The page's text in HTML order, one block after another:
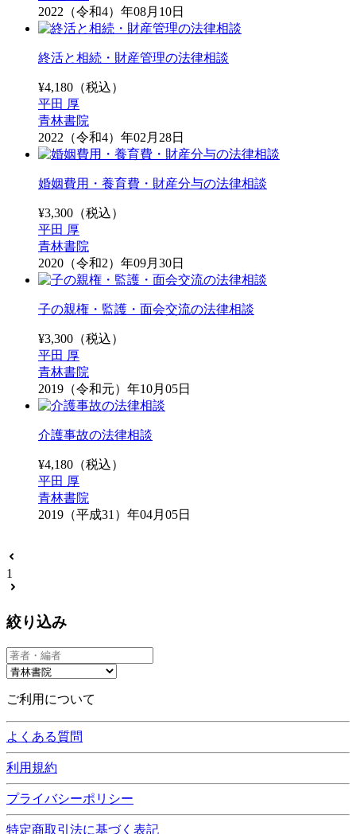
2022（令和4）年08月10日
終活と相続・財産管理の法律相談
¥4,180 （税込）
平田 厚
青林書院
2022（令和4）年02月28日
婚姻費用・養育費・財産分与の法律相談
¥3,300 （税込）
平田 厚
青林書院
2020（令和2）年09月30日
子の親権・監護・面会交流の法律相談
¥3,300 （税込）
平田 厚
青林書院
2019（令和元）年10月05日
介護事故の法律相談
¥4,180 （税込）
平田 厚
青林書院
2019（平成31）年04月05日
1
絞り込み
ご利用について
よくある質問
利用規約
プライバシーポリシー
特定商取引法に基づく表記